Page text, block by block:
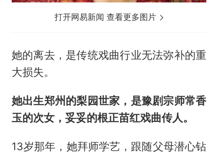
打开网易新闻 查看更多图片
她的离去，是传统戏曲行业无法弥补的重
大损失。
她出生郑州的梨园世家，是豫剧宗师常香
玉的次女，妥妥的根正苗红戏曲传人。
13岁那年，她拜师学艺，跟随父母潜心钻